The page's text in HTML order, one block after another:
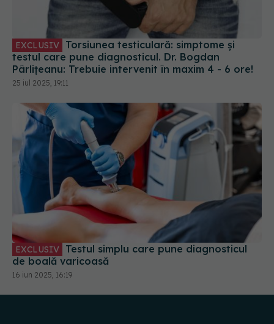
Pârlițeanu: Trebuie intervenit în maxim 4 - 6 ore!
EXCLUSIV Testul simplu care pune diagnosticul
de boală varicoasă
16 iun 2025, 16:19